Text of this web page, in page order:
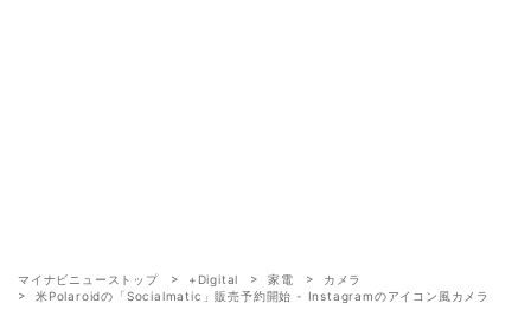
マイナビニューストップ +Digital 家電
カメラ
米Polaroidの「Socialmatic」販売予約開始 - Instagramのアイコン風カメラ